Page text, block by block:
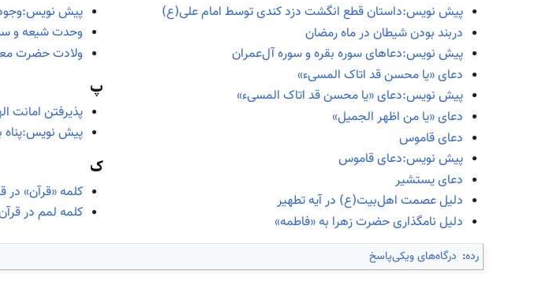
پیش نویس:داستان قطع انگشت دزد کندی توسط امام علی(ع)
دربند بودن شیطان در ماه رمضان
پیش نویس:دعاهای سوره بقره و سوره آل‌عمران
دعای «یا محسن قد اتاک المسیء»
پیش نویس:دعای «یا محسن قد اتاک المسیء»
دعای «یا من اظهر الجمیل»
دعای قاموس
پیش نویس:دعای قاموس
دعای یستشیر
دلیل عصمت اهل‌بیت(ع) در آیه تطهیر
دلیل نامگذاری حضرت زهرا به «فاطمه»
پیش
وحدت شیعه و
ولادت حضرت
پ
پذیرفتن امانت الهی
پیش نویس:پناه
ک
کلمه «قرآن» در
کلمه لمم در
رده: درگاه‌های ویکی‌پاسخ